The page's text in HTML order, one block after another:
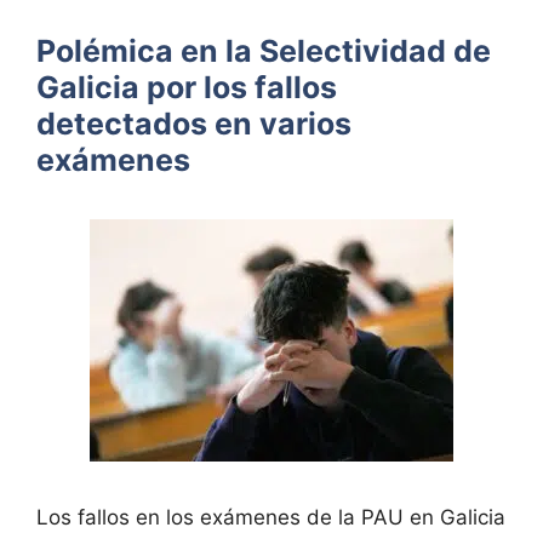
Polémica en la Selectividad de
Galicia por los fallos
detectados en varios
exámenes
Los fallos en los exámenes de la PAU en Galicia